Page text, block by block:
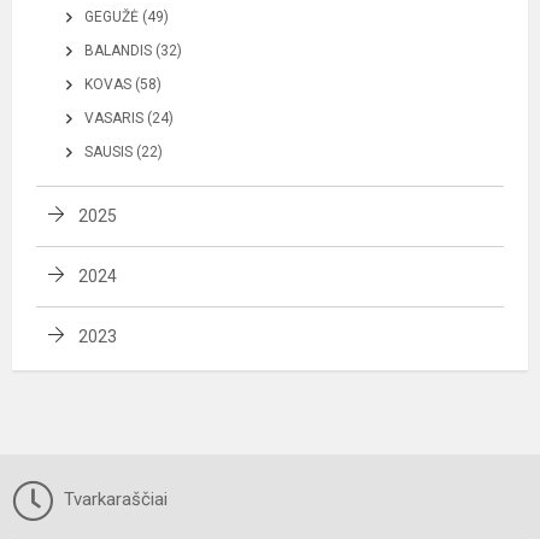
GEGUŽĖ (49)
BALANDIS (32)
KOVAS (58)
VASARIS (24)
SAUSIS (22)
2025
2024
2023
Tvarkaraščiai